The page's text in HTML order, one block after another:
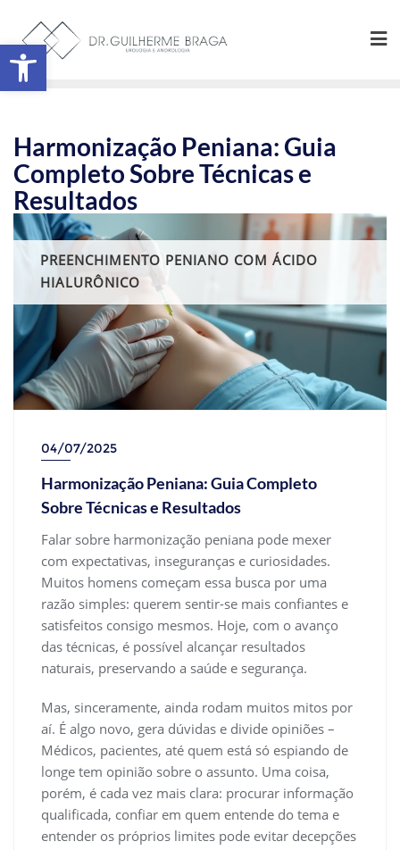
Abrir a barra de ferramentas
Harmonização Peniana: Guia
Completo Sobre Técnicas e
Resultados
PREENCHIMENTO PENIANO COM ÁCIDO
HIALURÔNICO
04/07/2025
Harmonização Peniana: Guia Completo
Sobre Técnicas e Resultados
Falar sobre harmonização peniana pode mexer
com expectativas, inseguranças e curiosidades.
Muitos homens começam essa busca por uma
razão simples: querem sentir-se mais confiantes e
satisfeitos consigo mesmos. Hoje, com o avanço
das técnicas, é possível alcançar resultados
naturais, preservando a saúde e segurança.
Mas, sinceramente, ainda rodam muitos mitos por
aí. É algo novo, gera dúvidas e divide opiniões –
Médicos, pacientes, até quem está só espiando de
longe tem opinião sobre o assunto. Uma coisa,
porém, é cada vez mais clara: procurar informação
qualificada, confiar em quem entende do tema e
entender os próprios limites pode evitar decepções